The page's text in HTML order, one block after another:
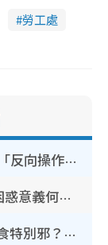
勞工處
WhatsApp預設貼圖點刪？揭1招「反向操作」還原簡潔介面 附3步實測教學
香港山邊鐵閘邊門大開？內地客困惑意義何在！網民神回覆：呢種叫法理性防禦
鬼門開2026｜農曆七月撞正日全食特別邪？專家警告切忌做一事！揭4大禁忌+2招保平安